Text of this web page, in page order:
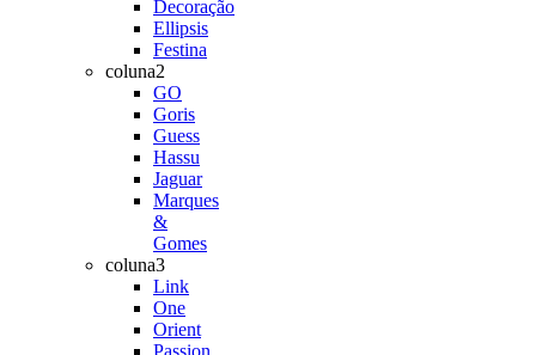
Decoração
Ellipsis
Festina
coluna2
GO
Goris
Guess
Hassu
Jaguar
Marques
&
Gomes
coluna3
Link
One
Orient
Passion